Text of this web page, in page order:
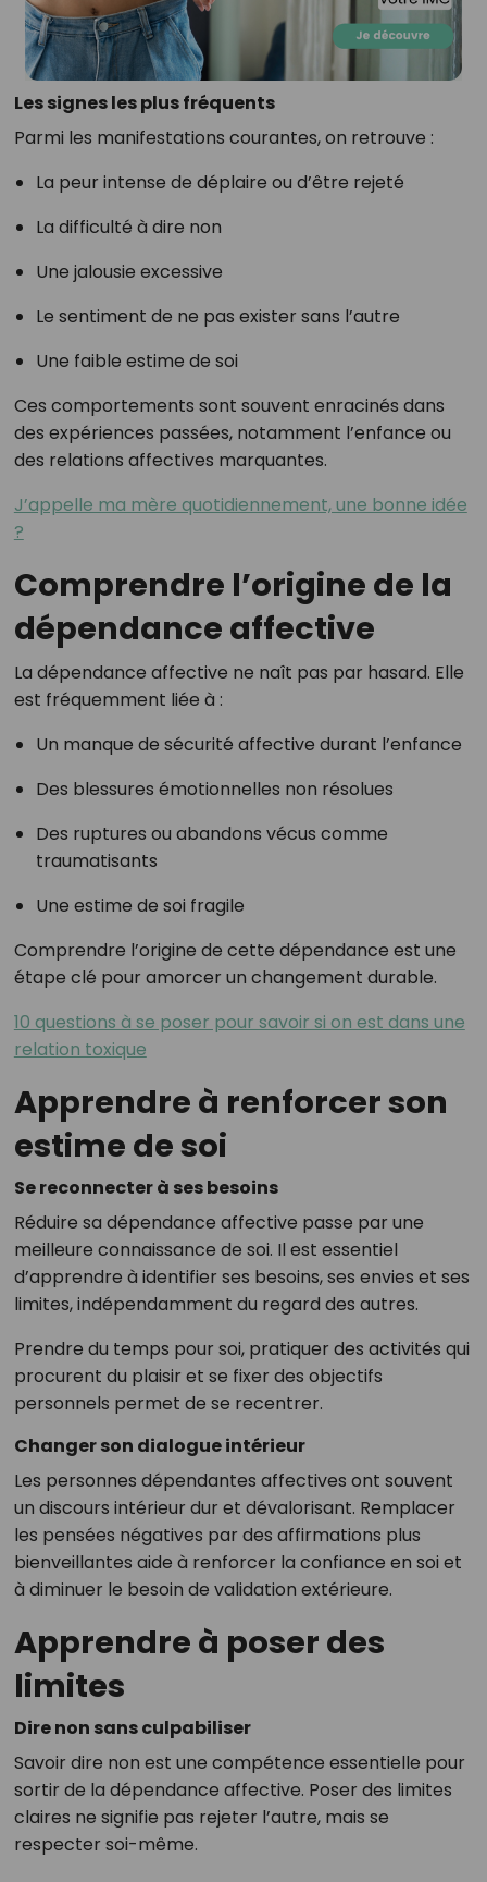
Les signes les plus fréquents
Parmi les manifestations courantes, on retrouve :
La peur intense de déplaire ou d’être rejeté
La difficulté à dire non
Une jalousie excessive
Le sentiment de ne pas exister sans l’autre
Une faible estime de soi
Ces comportements sont souvent enracinés dans
des expériences passées, notamment l’enfance ou
des relations affectives marquantes.
J’appelle ma mère quotidiennement, une bonne idée
?
Comprendre l’origine de la
dépendance affective
La dépendance affective ne naît pas par hasard. Elle
est fréquemment liée à :
Un manque de sécurité affective durant l’enfance
Des blessures émotionnelles non résolues
Des ruptures ou abandons vécus comme
traumatisants
Une estime de soi fragile
Comprendre l’origine de cette dépendance est une
étape clé pour amorcer un changement durable.
10 questions à se poser pour savoir si on est dans une
relation toxique
Apprendre à renforcer son
estime de soi
Se reconnecter à ses besoins
Réduire sa dépendance affective passe par une
meilleure connaissance de soi. Il est essentiel
d’apprendre à identifier ses besoins, ses envies et ses
limites, indépendamment du regard des autres.
Prendre du temps pour soi, pratiquer des activités qui
procurent du plaisir et se fixer des objectifs
personnels permet de se recentrer.
Changer son dialogue intérieur
Les personnes dépendantes affectives ont souvent
un discours intérieur dur et dévalorisant. Remplacer
les pensées négatives par des affirmations plus
bienveillantes aide à renforcer la confiance en soi et
à diminuer le besoin de validation extérieure.
Apprendre à poser des
limites
Dire non sans culpabiliser
Savoir dire non est une compétence essentielle pour
sortir de la dépendance affective. Poser des limites
claires ne signifie pas rejeter l’autre, mais se
respecter soi-même.